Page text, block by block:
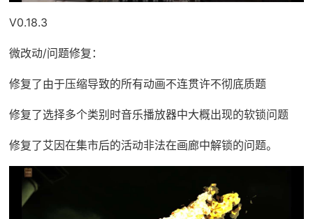
V0.18.3
微改动/问题修复：
修复了由于压缩导致的所有动画不连贯许不彻底质题
修复了选择多个类别时音乐播放器中大概出现的软锁问题
修复了艾因在集市后的活动非法在画廊中解锁的问题。